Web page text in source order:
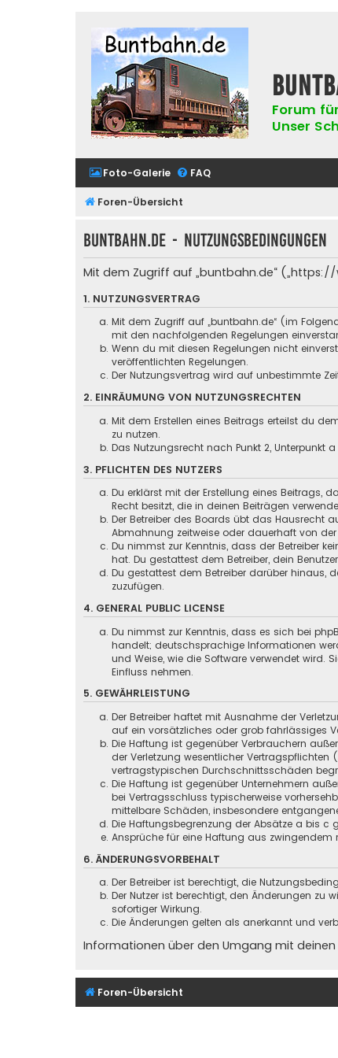
Forum
Unser
Foto-Galerie FAQ
Foren-Übersicht
buntbahn.de - Nutzungsbedingungen
Mit dem Zugriff auf „buntbahn.de“
1. NUTZUNGSVERTRAG
Mit dem Zugriff auf „buntbahn.de“ (im
mit den nachfolgenden Regelungen
Wenn du mit diesen Regelungen nicht
veröffentlichten Regelungen.
Der Nutzungsvertrag wird auf unbestimmte
2. EINRÄUMUNG VON NUTZUNGSRECHTEN
Mit dem Erstellen eines Beitrags erteilst du
zu nutzen.
Das Nutzungsrecht nach Punkt 2,
3. PFLICHTEN DES NUTZERS
Du erklärst mit der Erstellung eines Beitrags,
Recht besitzt, die in deinen Beiträgen
Der Betreiber des Boards übt das Hausrecht
Abmahnung zeitweise oder dauerhaft von
Du nimmst zur Kenntnis, dass der Betreiber
hat. Du gestattest dem Betreiber, dein
Du gestattest dem Betreiber darüber hinaus,
zuzufügen.
4. GENERAL PUBLIC LICENSE
Du nimmst zur Kenntnis, dass es sich bei
handelt; deutschsprachige Informationen
und Weise, wie die Software verwendet wird.
Einfluss nehmen.
5. GEWÄHRLEISTUNG
Der Betreiber haftet mit Ausnahme der
auf ein vorsätzliches oder grob fahrlässiges
Die Haftung ist gegenüber Verbrauchern
der Verletzung wesentlicher
vertragstypischen Durchschnittsschäden
Die Haftung ist gegenüber Unternehmern
bei Vertragsschluss typischerweise
mittelbare Schäden, insbesondere
Die Haftungsbegrenzung der Absätze a bis c
Ansprüche für eine Haftung aus zwingendem
6. ÄNDERUNGSVORBEHALT
Der Betreiber ist berechtigt, die
Der Nutzer ist berechtigt, den Änderungen zu
sofortiger Wirkung.
Die Änderungen gelten als anerkannt und
Informationen über den Umgang mit
Foren-Übersicht